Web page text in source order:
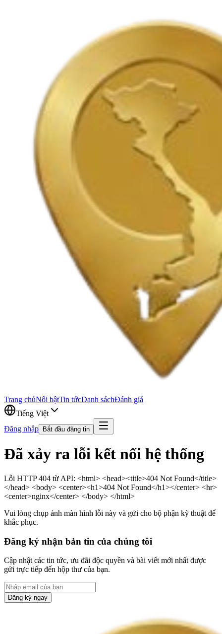
Trang chủNổi bậtTin tứcDanh sáchĐánh giá
Tiếng Việt
Đăng nhập
Bắt đầu đăng tin
Đã xảy ra lỗi kết nối hệ thống
Lỗi HTTP 404 từ API: <html> <head><title>404 Not Found</title>
</head> <body> <center><h1>404 Not Found</h1></center> <hr>
<center>nginx</center> </body> </html>
Vui lòng chụp ảnh màn hình lỗi này và gửi cho bộ phận kỹ thuật để
khắc phục.
Đăng ký nhận bản tin của chúng tôi
Cập nhật các tin tức, ưu đãi độc quyền và bài viết mới nhất được
gửi trực tiếp đến hộp thư của bạn.
Đăng ký ngay